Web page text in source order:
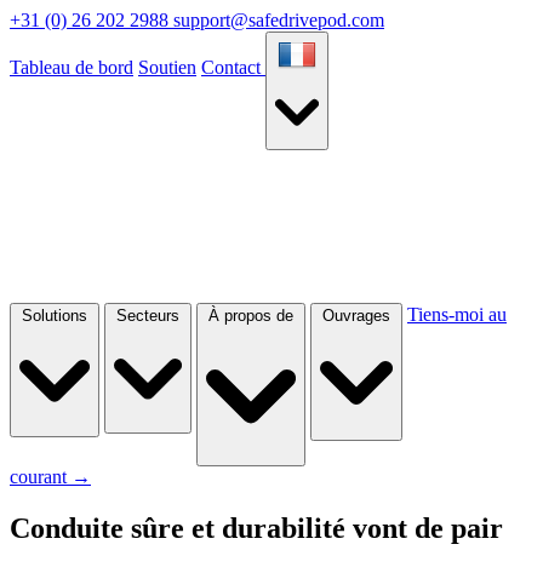
+31 (0) 26 202 2988 support@safedrivepod.com
Tableau de bord Soutien Contact
Solutions Secteurs À propos de Ouvrages Tiens-moi au
courant →
Conduite sûre et durabilité vont de pair